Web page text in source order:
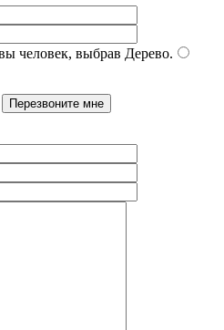
человек, выбрав Дерево.